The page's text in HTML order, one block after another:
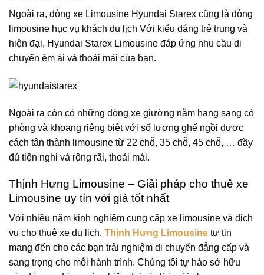
Ngoài ra, dòng xe Limousine Hyundai Starex cũng là dòng
limousine hục vụ khách du lịch Với kiểu dáng trẻ trung và
hiện đại, Hyundai Starex Limousine đáp ứng nhu cầu di
chuyển êm ái và thoải mái của bạn.
Ngoài ra còn có những dòng xe giường nằm hạng sang có
phòng và khoang riêng biệt với số lượng ghế ngồi được
cách tân thành limousine từ 22 chỗ, 35 chỗ, 45 chỗ, … đầy
đủ tiện nghi và rộng rãi, thoải mái.
Thịnh Hưng Limousine – Giải pháp cho thuê xe
Limousine uy tín với giá tốt nhất
Với nhiều năm kinh nghiệm cung cấp xe limousine và dịch
vụ cho thuê xe du lịch. Thịnh Hưng Limousine tự tin
mang đến cho các bạn trải nghiệm di chuyển đẳng cấp và
sang trọng cho mỗi hành trình. Chúng tôi tự hào sở hữu